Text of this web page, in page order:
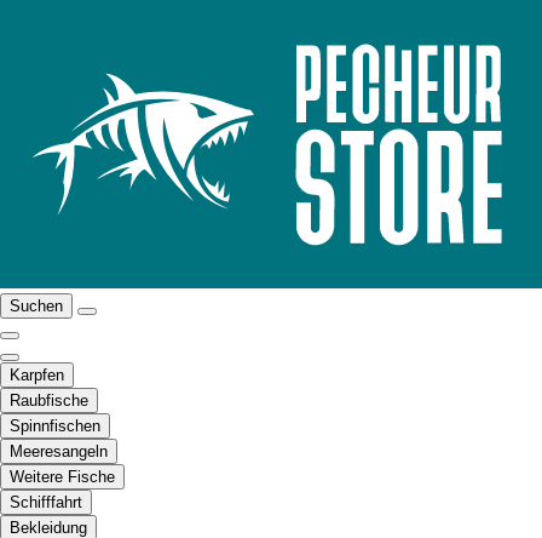
Suchen
Karpfen
Raubfische
Spinnfischen
Meeresangeln
Weitere Fische
Schifffahrt
Bekleidung